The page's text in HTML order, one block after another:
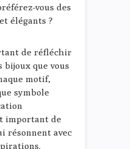
vous des
élégants ?
de réfléchir
que vous
motif,
symbole
important de
résonnent avec